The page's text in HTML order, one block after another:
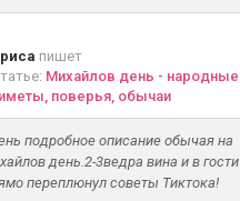
пишет
Михайлов день - народные
поверья, обычаи
подробное описание обычая на
день.2-3ведра вина и в гости
переплюнул советы Тиктока!